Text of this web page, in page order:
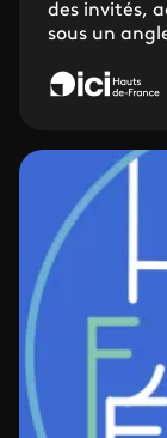
des invités,
sous un